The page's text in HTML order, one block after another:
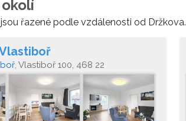
okolí
řazené podle vzdálenosti od Držkova.
, Vlastiboř 100, 468 22